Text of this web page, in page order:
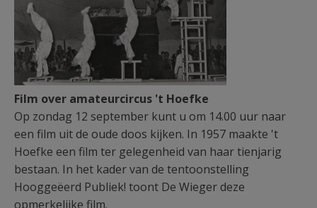
Film over amateurcircus 't Hoefke
Op zondag 12 september kunt u om 14.00 uur naar
een film uit de oude doos kijken. In 1957 maakte 't
Hoefke een film ter gelegenheid van haar tienjarig
bestaan. In het kader van de tentoonstelling
Hooggeëerd Publiek! toont De Wieger deze
opmerkelijke film.